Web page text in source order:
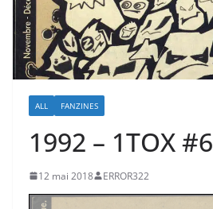
ALL FANZINES
1992 – 1TOX #6
12 mai 2018 ERROR322